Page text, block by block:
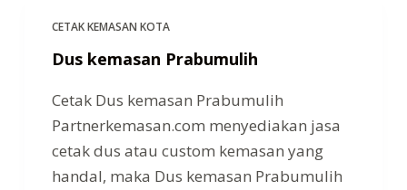
CETAK KEMASAN KOTA
Dus kemasan Prabumulih
Cetak Dus kemasan Prabumulih
Partnerkemasan.com menyediakan jasa
cetak dus atau custom kemasan yang
handal, maka Dus kemasan Prabumulih